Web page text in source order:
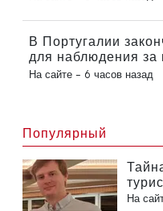
В Португалии
для наблюдения
затмением
На сайте - 6 часов назад
Популярный
На